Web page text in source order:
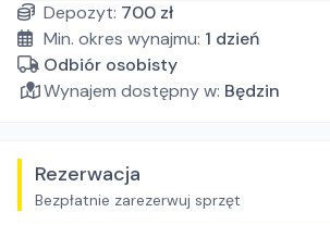
Depozyt: 700 zł
Min. okres wynajmu: 1 dzień
Odbiór osobisty
Wynajem dostępny w: Będzin
Rezerwacja
Bezpłatnie zarezerwuj sprzęt